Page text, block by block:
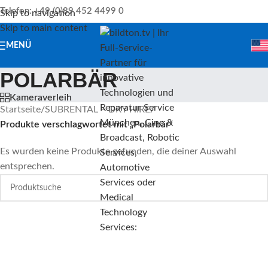
Skip to navigation
Skip to main content
Telefon: +49 (0)89 452 4499 0
MENÜ
POLARBÄR
Kameraverleih
Startseite/SUBRENTAL – DRY HIRE/
Produkte verschlagwortet mit „Polarbär“
Es wurden keine Produkte gefunden, die deiner Auswahl
entsprechen.